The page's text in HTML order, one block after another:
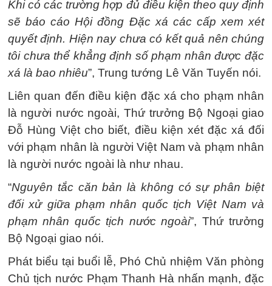
Khi có các trường hợp đủ điều kiện theo quy định
sẽ báo cáo Hội đồng Đặc xá các cấp xem xét
quyết định. Hiện nay chưa có kết quả nên chúng
tôi chưa thể khẳng định số phạm nhân được đặc
xá là bao nhiêu”, Trung tướng Lê Văn Tuyến nói.
Liên quan đến điều kiện đặc xá cho phạm nhân
là người nước ngoài, Thứ trưởng Bộ Ngoại giao
Đỗ Hùng Việt cho biết, điều kiện xét đặc xá đối
với phạm nhân là người Việt Nam và phạm nhân
là người nước ngoài là như nhau.
“Nguyên tắc căn bản là không có sự phân biệt
đối xử giữa phạm nhân quốc tịch Việt Nam và
phạm nhân quốc tịch nước ngoài”, Thứ trưởng
Bộ Ngoại giao nói.
Phát biểu tại buổi lễ, Phó Chủ nhiệm Văn phòng
Chủ tịch nước Phạm Thanh Hà nhấn mạnh, đặc